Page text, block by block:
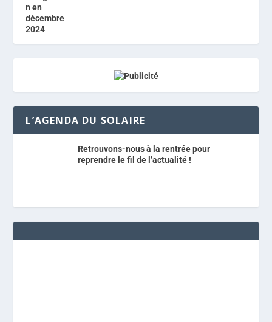
L’AGENDA DU SOLAIRE
Retrouvons-nous à la rentrée pour
reprendre le fil de l’actualité !